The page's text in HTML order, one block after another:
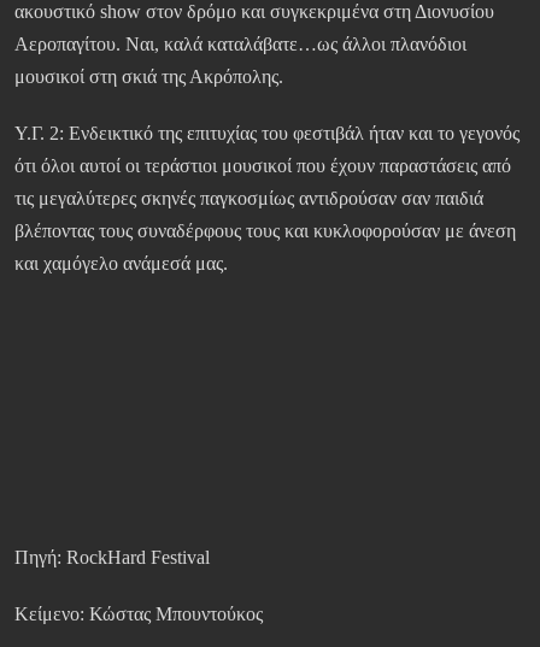
ακουστικό show στον δρόμο και συγκεκριμένα στη Διονυσίου
Αεροπαγίτου. Ναι, καλά καταλάβατε…ως άλλοι πλανόδιοι
μουσικοί στη σκιά της Ακρόπολης.
Υ.Γ. 2: Ενδεικτικό της επιτυχίας του φεστιβάλ ήταν και το γεγονός
ότι όλοι αυτοί οι τεράστιοι μουσικοί που έχουν παραστάσεις από
τις μεγαλύτερες σκηνές παγκοσμίως αντιδρούσαν σαν παιδιά
βλέποντας τους συναδέρφους τους και κυκλοφορούσαν με άνεση
και χαμόγελο ανάμεσά μας.
Πηγή: RockHard Festival
Κείμενο: Κώστας Μπουντούκος